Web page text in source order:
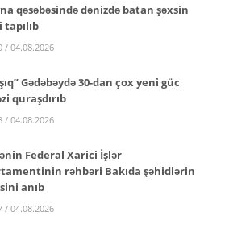
qəsəbəsində dənizdə batan şəxsin
/ 04.08.2026
Gədəbəydə 30-dan çox yeni güc
quraşdırıb
/ 04.08.2026
Federal Xarici İşlər
rəhbəri Bakıda şəhidlərin
anıb
/ 04.08.2026